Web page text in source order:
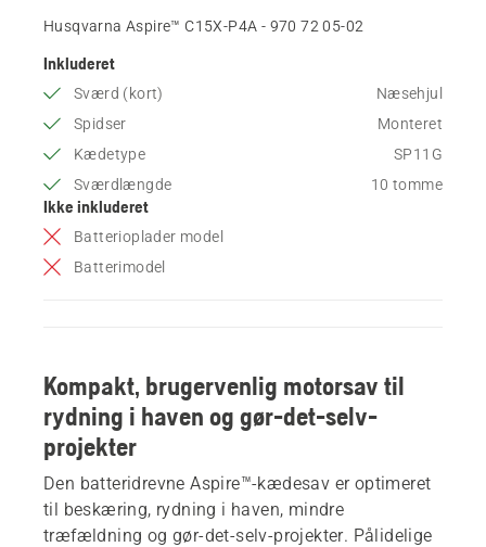
Husqvarna Aspire™ C15X-P4A - 970 72 05‑02
Inkluderet
Sværd (kort)
Næsehjul
Spidser
Monteret
Kædetype
SP11G
Sværdlængde
10 tomme
Ikke inkluderet
Batterioplader model
Batterimodel
Kompakt, brugervenlig motorsav til
rydning i haven og gør-det-selv-
projekter
Den batteridrevne Aspire™-kædesav er optimeret
til beskæring, rydning i haven, mindre
træfældning og gør-det-selv-projekter. Pålidelige